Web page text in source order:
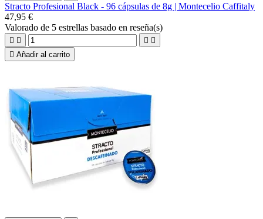
Stracto Profesional Black - 96 cápsulas de 8g | Montecelio Caffitaly
47,95 €
Valorado de 5 estrellas basado en reseña(s)
   
 Añadir al carrito